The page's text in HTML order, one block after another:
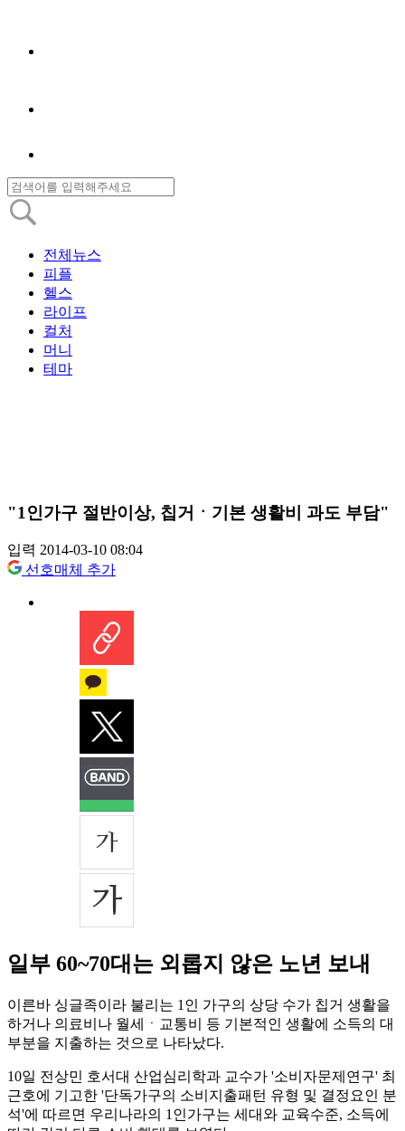
전체뉴스
피플
헬스
라이프
컬처
머니
테마
"1인가구 절반이상, 칩거ㆍ기본 생활비 과도 부담"
입력 2014-03-10 08:04
선호매체 추가
일부 60~70대는 외롭지 않은 노년 보내
이른바 싱글족이라 불리는 1인 가구의 상당 수가 칩거 생활을
하거나 의료비나 월세ㆍ교통비 등 기본적인 생활에 소득의 대
부분을 지출하는 것으로 나타났다.
10일 전상민 호서대 산업심리학과 교수가 '소비자문제연구' 최
근호에 기고한 '단독가구의 소비지출패턴 유형 및 결정요인 분
석'에 따르면 우리나라의 1인가구는 세대와 교육수준, 소득에